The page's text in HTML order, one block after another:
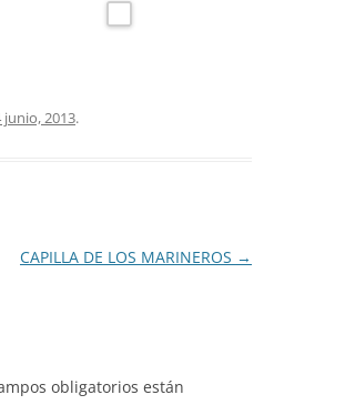
junio, 2013.
CAPILLA DE LOS MARINEROS →
obligatorios están